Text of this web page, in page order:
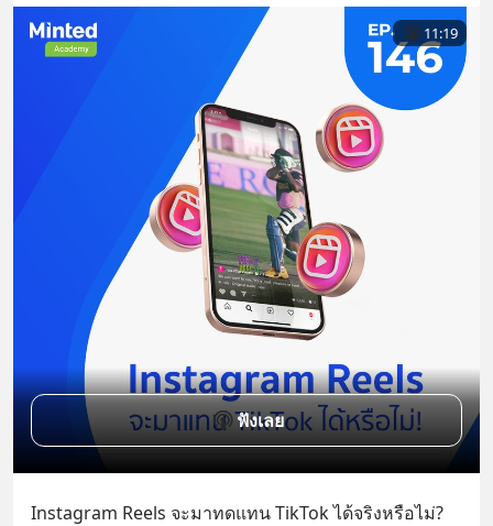
11:19
ฟังเลย
Instagram Reels จะมาทดแทน TikTok ได้จริงหรือไม่?